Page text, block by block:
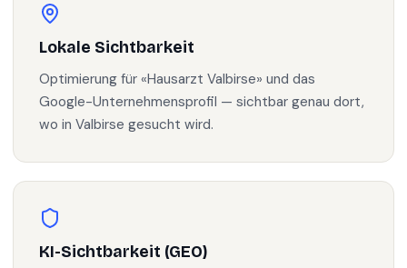
Lokale Sichtbarkeit
Optimierung für «Hausarzt Valbirse» und das
Google-Unternehmensprofil — sichtbar genau dort,
wo in Valbirse gesucht wird.
KI-Sichtbarkeit (GEO)